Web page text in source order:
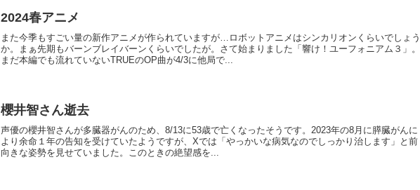
2024春アニメ
また今季もすごい量の新作アニメが作られていますが…ロボットアニメはシンカリオンくらいでしょう
か。まぁ先期もバーンブレイバーンくらいでしたが。さて始まりました「響け！ユーフォニアム３」。
まだ本編でも流れていないTRUEのOP曲が4/3に他局で...
櫻井智さん逝去
声優の櫻井智さんが多臓器がんのため、8/13に53歳で亡くなったそうです。2023年の8月に膵臓がんに
より余命１年の告知を受けていたようですが、Xでは「やっかいな病気なのでしっかり治します」と前
向きな姿勢を見せていました。このときの絶望感を...